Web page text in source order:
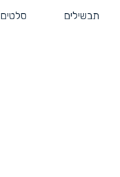
תבשילים סלטים